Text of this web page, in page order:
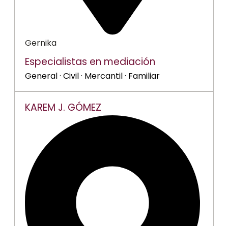
Gernika
Especialistas en mediación
General · Civil · Mercantil · Familiar
KAREM J. GÓMEZ